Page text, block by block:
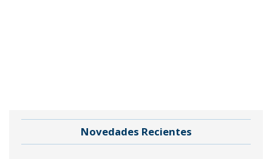
Novedades Recientes